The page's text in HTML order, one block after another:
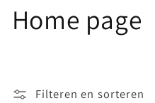
C
l
Home page
Filteren en sorteren